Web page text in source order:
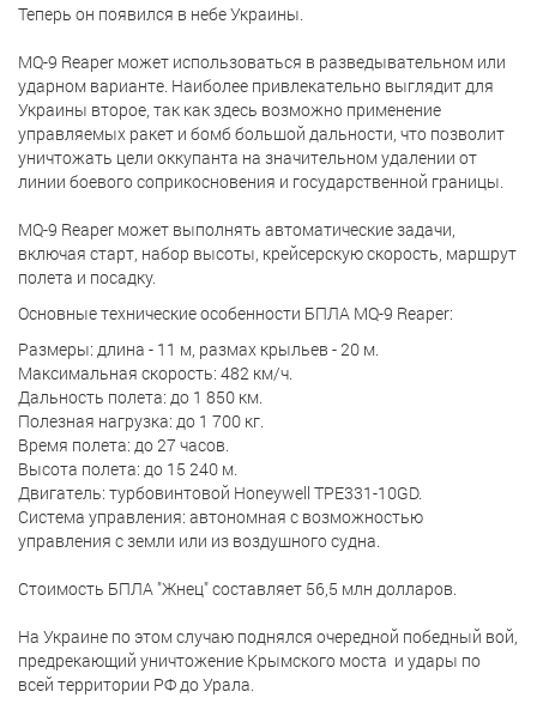
Теперь он появился в небе Украины.
MQ-9 Reaper может использоваться в разведывательном или
ударном варианте. Наиболее привлекательно выглядит для
Украины второе, так как здесь возможно применение
управляемых ракет и бомб большой дальности, что позволит
уничтожать цели оккупанта на значительном удалении от
линии боевого соприкосновения и государственной границы.
MQ-9 Reaper может выполнять автоматические задачи,
включая старт, набор высоты, крейсерскую скорость, маршрут
полета и посадку.
Основные технические особенности БПЛА MQ-9 Reaper:
Размеры: длина - 11 м, размах крыльев - 20 м.
Максимальная скорость: 482 км/ч.
Дальность полета: до 1 850 км.
Полезная нагрузка: до 1 700 кг.
Время полета: до 27 часов.
Высота полета: до 15 240 м.
Двигатель: турбовинтовой Honeywell TPE331-10GD.
Система управления: автономная с возможностью
управления с земли или из воздушного судна.
Стоимость БПЛА "Жнец" составляет 56,5 млн долларов.
На Украине по этом случаю поднялся очередной победный вой,
предрекающий уничтожение Крымского моста и удары по
всей территории РФ до Урала.